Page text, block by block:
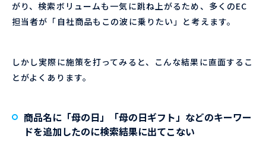
がり、検索ボリュームも一気に跳ね上がるため、多くのEC
担当者が「自社商品もこの波に乗りたい」と考えます。
しかし実際に施策を打ってみると、こんな結果に直面するこ
とがよくあります。
商品名に「母の日」「母の日ギフト」などのキーワー
ドを追加したのに検索結果に出てこない